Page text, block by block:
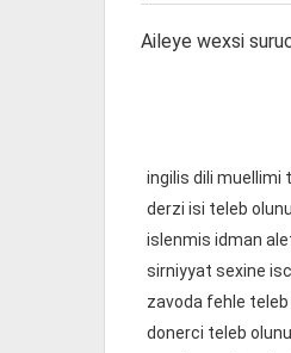
Aileye wexsi
ingilis dili muellimi
derzi isi teleb
islenmis idman
sirniyyat sexine
zavoda fehle
donerci teleb